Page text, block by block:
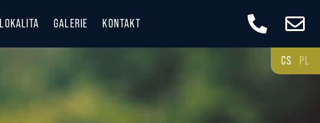
LOKALITA
OBJEVUJTE KRÁSNÉ BESKYDY
GALERIE KONTAKT
CS PL